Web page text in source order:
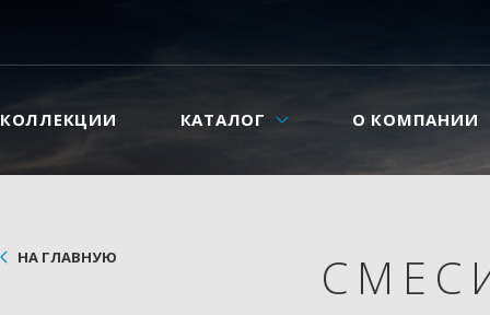
КОЛЛЕКЦИИ КАТАЛОГ О КОМПАНИИ
НА ГЛАВНУЮ